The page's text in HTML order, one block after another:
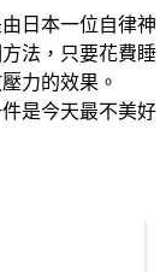
日本一位自律神
法，只要花費睡
力的效果。
是今天最不美好